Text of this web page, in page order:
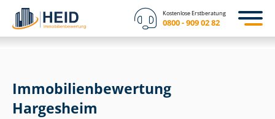
Kostenlose Erstberatung
0800 - 909 02 82
Immobilien­bewertung
Hargesheim